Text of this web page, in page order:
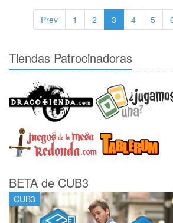
Prev 1 2 3 4 5
Tiendas Patrocinadoras
BETA de CUB3
CUB3